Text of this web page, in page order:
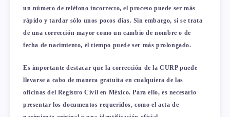
un número de teléfono incorrecto, el proceso puede ser más
rápido y tardar sólo unos pocos días. Sin embargo, si se trata
de una corrección mayor como un cambio de nombre o de
fecha de nacimiento, el tiempo puede ser más prolongado.
Es importante destacar que la corrección de la CURP puede
llevarse a cabo de manera gratuita en cualquiera de las
oficinas del Registro Civil en México. Para ello, es necesario
presentar los documentos requeridos, como el acta de